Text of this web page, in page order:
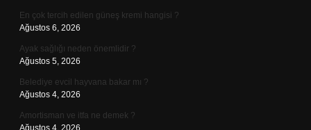
En çok tercih edilen güneş kremi hangisi ?
Ağustos 6, 2026
Ayak sağlığı neden önemlidir ?
Ağustos 5, 2026
Belediye evcil hayvana bakar mı ?
Ağustos 4, 2026
Amortisman ve itfa ne demek ?
Ağustos 4, 2026